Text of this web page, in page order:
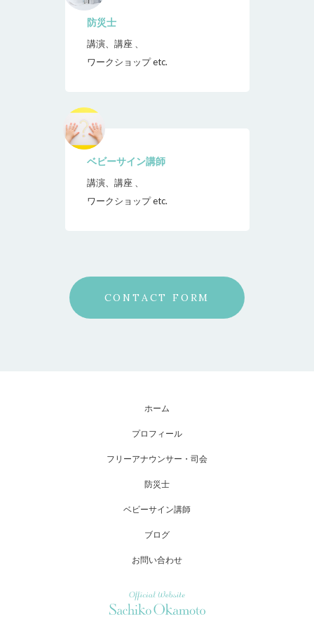
防災士
講演、講座 、
ワークショップ etc.
ベビーサイン講師
講演、講座 、
ワークショップ etc.
CONTACT FORM
ホーム
プロフィール
フリーアナウンサー・司会
防災士
ベビーサイン講師
ブログ
お問い合わせ